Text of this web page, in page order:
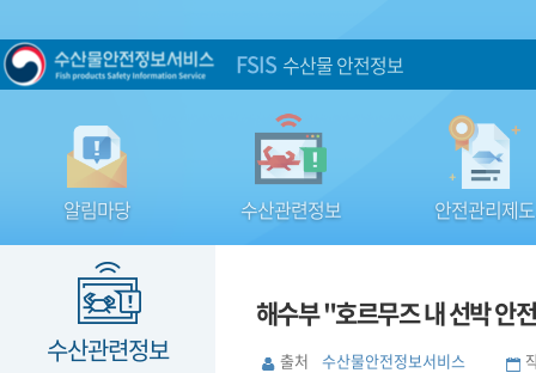
FSIS 수산물 안전정보
알림마당 수산관련정보 안전관리제도
수산관련정보
해수부 "호르무즈 내 선박 안
출처 수산물안전정보서비스